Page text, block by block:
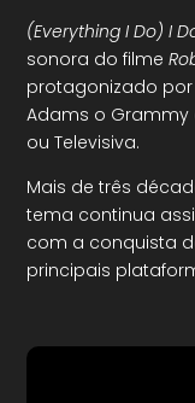
(Everything I Do) I
sonora do filme
protagonizado por
Adams o
ou Televisiva.
Mais de três
tema continua
com a conquista
principais